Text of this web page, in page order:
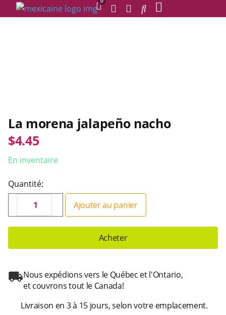
La morena jalapeño nacho
$4.45
En inventaire
Quantité:
Ajouter au panier
Acheter
Nous expédions vers le Québec et l'Ontario,
et couvrons tout le Canada!
Livraison en 3 à 15 jours, selon votre emplacement.